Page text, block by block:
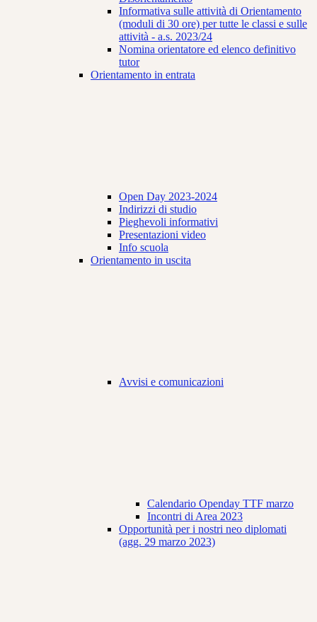
Informativa sulle attività di Orientamento
(moduli di 30 ore) per tutte le classi e sulle
attività - a.s. 2023/24
Nomina orientatore ed elenco definitivo
tutor
Orientamento in entrata
Open Day 2023-2024
Indirizzi di studio
Pieghevoli informativi
Presentazioni video
Info scuola
Orientamento in uscita
Avvisi e comunicazioni
Calendario Openday TTF marzo
Incontri di Area 2023
Opportunità per i nostri neo diplomati
(agg. 29 marzo 2023)